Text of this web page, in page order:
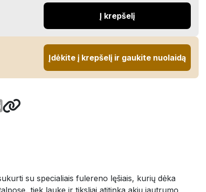
Į krepšelį
Įdėkite į krepšelį ir gaukite nuolaidą
su specialiais fulereno lęšiais, kurių dėka
tiek lauke ir tiksliai atitinka akių jautrumo